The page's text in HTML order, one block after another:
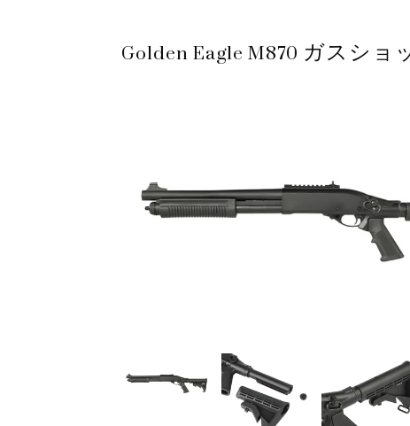
お知らせ 2025.8.29 GMailご利用のお客様へ
Golden Eagle M870 ガスシ